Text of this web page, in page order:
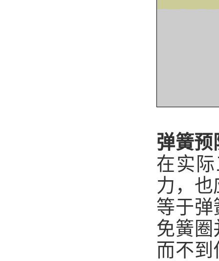
弹簧预
在实
力，
等于弹
免簧圈
而不